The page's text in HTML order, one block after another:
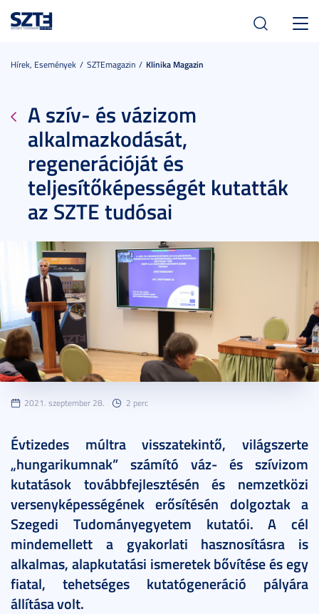
Hírek, Események SZTEmagazin Klinika Magazin
A szív- és vázizom
alkalmazkodását,
regenerációját és
teljesítőképességét kutatták
az SZTE tudósai
2021. szeptember 28. 2 perc
Évtizedes múltra visszatekintő, világszerte
„hungarikumnak” számító váz- és szívizom
kutatások továbbfejlesztésén és nemzetközi
versenyképességének erősítésén dolgoztak a
Szegedi Tudományegyetem kutatói. A cél
mindemellett a gyakorlati hasznosításra is
alkalmas, alapkutatási ismeretek bővítése és egy
fiatal, tehetséges kutatógeneráció pályára
állítása volt.